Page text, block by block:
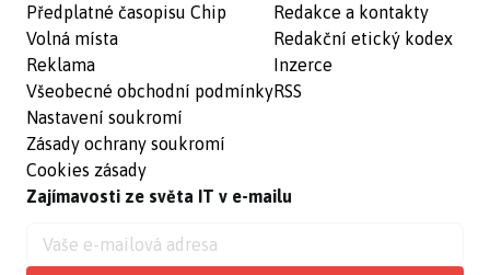
Předplatné časopisu Chip
Volná místa
Reklama
Všeobecné obchodní podmínky
Nastavení soukromí
Zásady ochrany soukromí
Cookies zásady
Redakce a kontakty
Redakční etický kodex
Inzerce
RSS
Zajímavosti ze světa IT v e-mailu